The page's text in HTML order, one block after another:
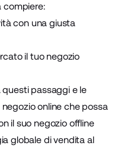
compiere:
con una giusta
il tuo negozio
passaggi e le
online che possa
il suo negozio offline
globale di vendita al